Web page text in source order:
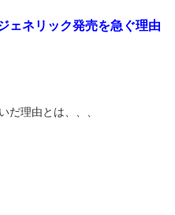
ェネリック発売を急ぐ理由
だ理由とは、、、